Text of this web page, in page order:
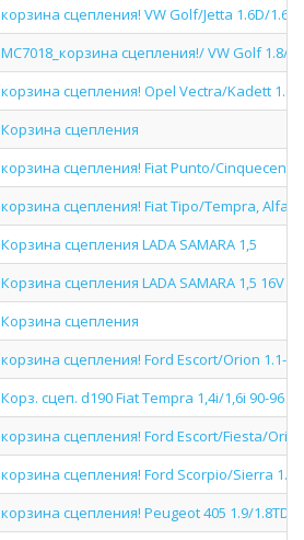
корзина сцепления! VW Golf/Jetta 1.6D/
MC7018_корзина сцепления!/ VW Golf 1.8/
корзина сцепления! Opel Vectra/Kadett 1.6/
Корзина сцепления
корзина сцепления! Fiat Punto/Cinquecento
корзина сцепления! Fiat Tipo/Tempra, Alfa
Корзина сцепления LADA SAMARA 1,5
Корзина сцепления LADA SAMARA 1,5 16V
Корзина сцепления
корзина сцепления! Ford Escort/Orion 1.1-
Корз. сцеп. d190 Fiat Tempra 1,4i/1,6i 90-96 /
корзина сцепления! Ford Escort/Fiesta/
корзина сцепления! Ford Scorpio/Sierra 1.6-
корзина сцепления! Peugeot 405 1.9/1.8TD/